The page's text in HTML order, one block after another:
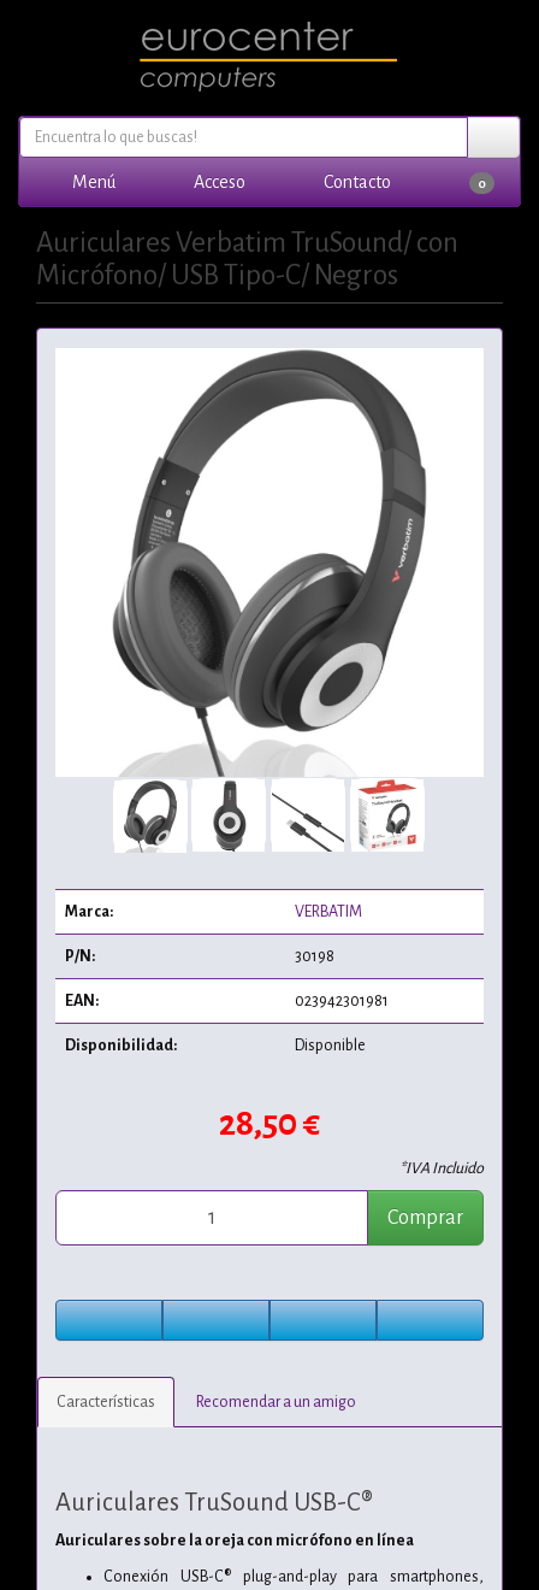
Menú Acceso Contacto 0
Auriculares Verbatim TruSound/ con
Micrófono/ USB Tipo-C/ Negros
Marca: VERBATIM
P/N: 30198
EAN: 023942301981
Disponibilidad: Disponible
28,50 €
*IVA Incluido
Comprar
Características Recomendar a un amigo
Auriculares TruSound USB-C®
Auriculares sobre la oreja con micrófono en línea
Conexión USB-C® plug-and-play para smartphones,